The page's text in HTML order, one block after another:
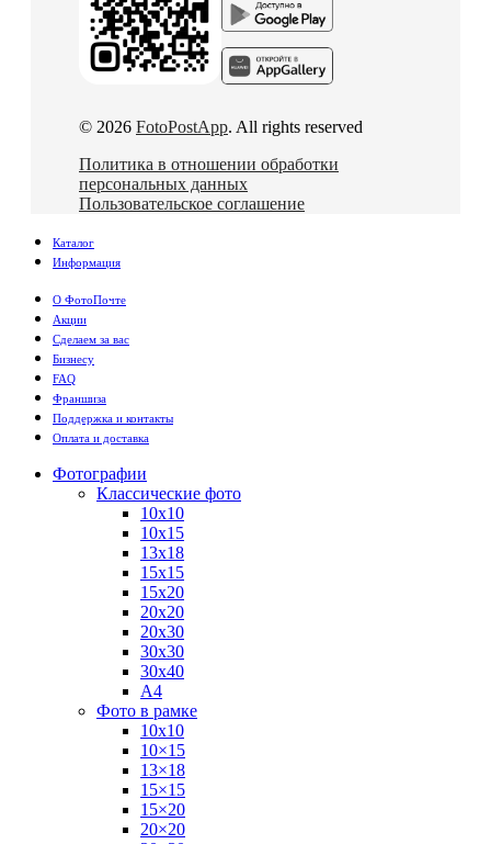
© 2026 FotoPostApp. All rights reserved
Политика в отношении обработки
персональных данных
Пользовательское соглашение
Каталог
Информация
О ФотоПочте
Акции
Сделаем за вас
Бизнесу
FAQ
Франшиза
Поддержка и контакты
Оплата и доставка
Фотографии
Классические фото
10х10
10х15
13х18
15х15
15х20
20х20
20х30
30х30
30х40
А4
Фото в рамке
10х10
10×15
13×18
15×15
15×20
20×20